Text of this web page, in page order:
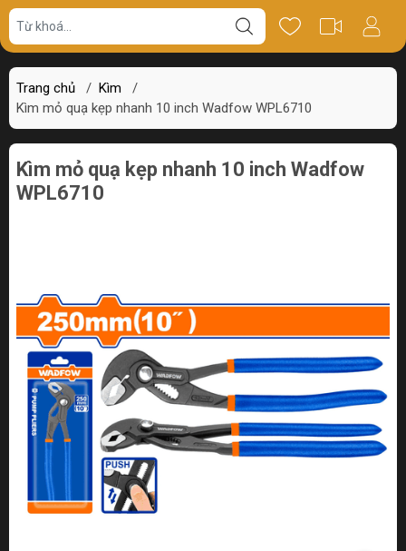
Trang chủ / Kìm
/
Kìm mỏ quạ kẹp nhanh 10 inch Wadfow WPL6710
Giá bán Review
Kìm mỏ quạ kẹp nhanh 10 inch Wadfow
WPL6710